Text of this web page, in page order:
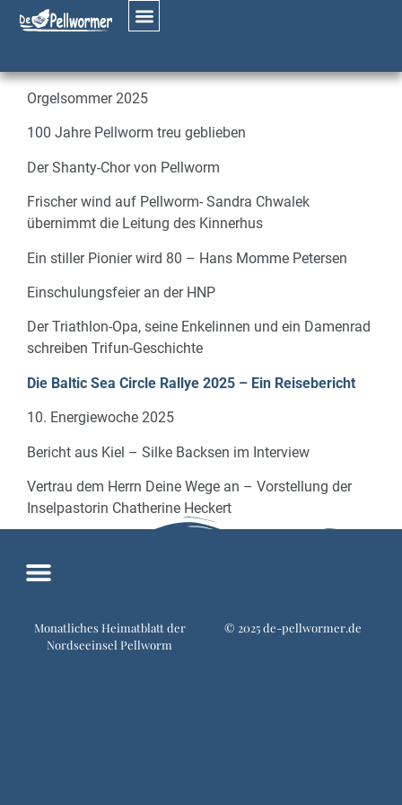
September 2025
Orgelsommer 2025
100 Jahre Pellworm treu geblieben
Der Shanty-Chor von Pellworm
Frischer wind auf Pellworm- Sandra Chwalek
übernimmt die Leitung des Kinnerhus
Ein stiller Pionier wird 80 – Hans Momme Petersen
Einschulungsfeier an der HNP
Der Triathlon-Opa, seine Enkelinnen und ein Damenrad
schreiben Trifun-Geschichte
Die Baltic Sea Circle Rallye 2025 – Ein Reisebericht
10. Energiewoche 2025
Bericht aus Kiel – Silke Backsen im Interview
Vertrau dem Herrn Deine Wege an – Vorstellung der
Inselpastorin Chatherine Heckert
Monatliches Heimatblatt der
Nordseeinsel Pellworm
©️ 2025 de-pellwormer.de